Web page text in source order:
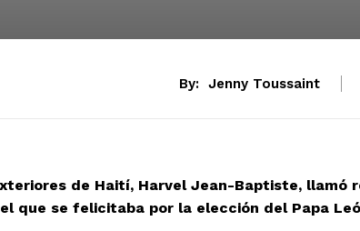
By: Jenny Toussaint
de Haití, Harvel Jean-Baptiste, llamó
que se felicitaba por la elección del Papa